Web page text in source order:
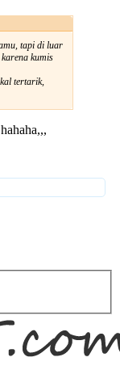
tapi di luar
kumis
tertarik,